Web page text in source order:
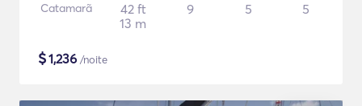
Catamarã
42 ft
13 m
9 5 5
$1,236 /noite